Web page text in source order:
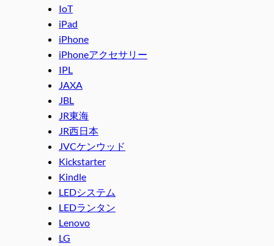
IoT
iPad
iPhone
iPhoneアクセサリー
IPL
JAXA
JBL
JR東海
JR西日本
JVCケンウッド
Kickstarter
Kindle
LEDシステム
LEDランタン
Lenovo
LG